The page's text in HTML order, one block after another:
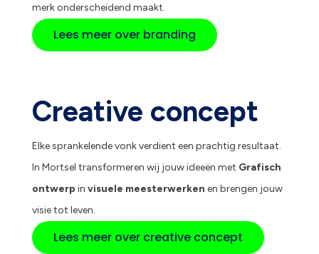
merk onderscheidend maakt.
Lees meer over branding
Creative concept
Elke sprankelende vonk verdient een prachtig resultaat.
In Mortsel transformeren wij jouw ideeën met Grafisch
ontwerp in visuele meesterwerken en brengen jouw
visie tot leven.
Lees meer over creative concept